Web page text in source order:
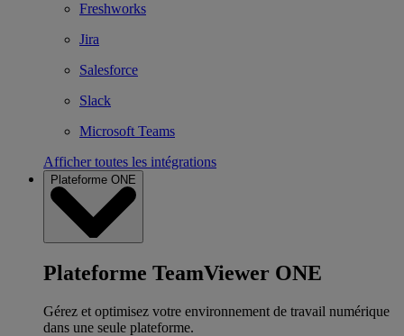
Freshworks
Jira
Salesforce
Slack
Microsoft Teams
Afficher toutes les intégrations
Plateforme ONE
Plateforme TeamViewer ONE
Gérez et optimisez votre environnement de travail numérique
dans une seule plateforme.